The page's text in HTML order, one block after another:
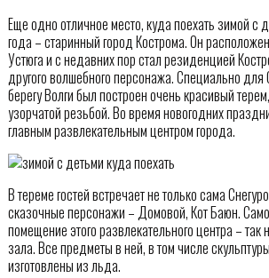
Еще одно отличное место, куда поехать зимой с
года – старинный город Кострома. Он
Устюга и с недавних пор стал резиденцией
другого волшебного персонажа. Специально для
берегу Волги был построен очень красивый
узорчатой резьбой. Во время новогодних
главным развлекательным центром города.
В тереме гостей встречает не только сама
сказочные персонажи – Домовой, Кот Баюн.
помещение этого развлекательного центра –
зала. Все предметы в ней, в том числе
изготовлены из льда.